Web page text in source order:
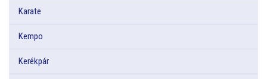
Karate
Kempo
Kerékpár